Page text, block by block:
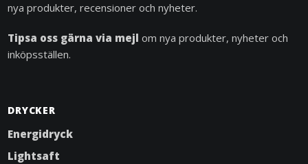
nya produkter, recensioner och nyheter.
Tipsa oss gärna via mejl om nya produkter, nyheter och
inköpsställen.
DRYCKER
Energidryck
Lightsaft